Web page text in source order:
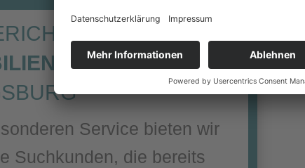
Service bieten wir
Suchkunden, die bereits